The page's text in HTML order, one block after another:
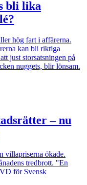
bli lika
hög fart i affärerna.
kan bli riktiga
just storsatsningen på
nuggets, blir lönsam.
– nu
villapriserna ökade.
tredbrott. "En
för Svensk